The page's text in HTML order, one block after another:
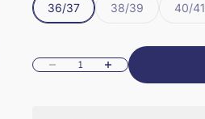
36/37
38/39 40/41
Diminuer la quantitéAugmenter la quantité